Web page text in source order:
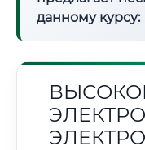
данному курсу: